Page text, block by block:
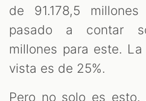
de 91.178,5
pasado a contar
millones para este.
vista es de 25%.
Pero no solo es